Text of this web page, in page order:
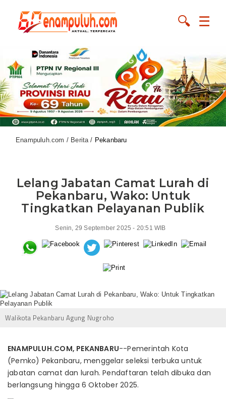
☰
🔍
Enampuluh.com / Berita / Pekanbaru
Lelang Jabatan Camat Lurah di
Pekanbaru, Wako: Untuk
Tingkatkan Pelayanan Publik
Senin, 29 September 2025 - 20:51 WIB
Walikota Pekanbaru Agung Nugroho
ENAMPULUH.COM, PEKANBARU--Pemerintah Kota
(Pemko) Pekanbaru, menggelar seleksi terbuka untuk
jabatan camat dan lurah. Pendaftaran telah dibuka dan
berlangsung hingga 6 Oktober 2025.